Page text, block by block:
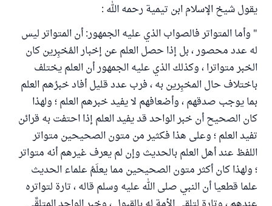
يقول شيخ الإسلام ابن تيمية رحمه الله :
" وأما المتواتر فالصواب الذي عليه الجمهور: أن المتواتر ليس
له عدد محصور ، بل إذا حصل العلم عن إخبار المُخبِرين كان
الخبر متواترا ، وكذلك الذي عليه الجمهور أن العلم يختلف
باختلاف حال المخبِرين به ، فرب عدد قليل أفاد خبرُهم العلم
بما يوجب صدقهم ، وأضعافهم لا يفيد خبرهم العلم ؛ ولهذا
كان الصحيح أن خبر الواحد قد يفيد العلم إذا احتفت به قرائن
تفيد العلم ؛ وعلى هذا فكثير من متون الصحيحين متواتر
اللفظ عند أهل العلم بالحديث وإن لم يعرف غيرهم أنه متواتر
؛ ولهذا كان أكثر متون الصحيحين مما يعلَمُ علماء الحديث
علما قطعيا أن النبي صلى الله عليه وسلم قاله ، تارة لتواتره